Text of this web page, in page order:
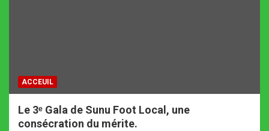
ACCEUIL
Le 3ᵉ Gala de Sunu Foot Local, une
consécration du mérite.